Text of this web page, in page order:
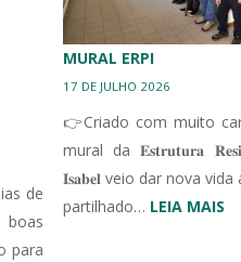
de
para
MURAL ERPI
17 DE JULHO 2026
👉Criado com muito
mural da 𝐄𝐬𝐭𝐫𝐮𝐭𝐮𝐫𝐚
𝐈𝐬𝐚𝐛𝐞𝐥 veio dar nova
partilhado… LEIA MAIS: